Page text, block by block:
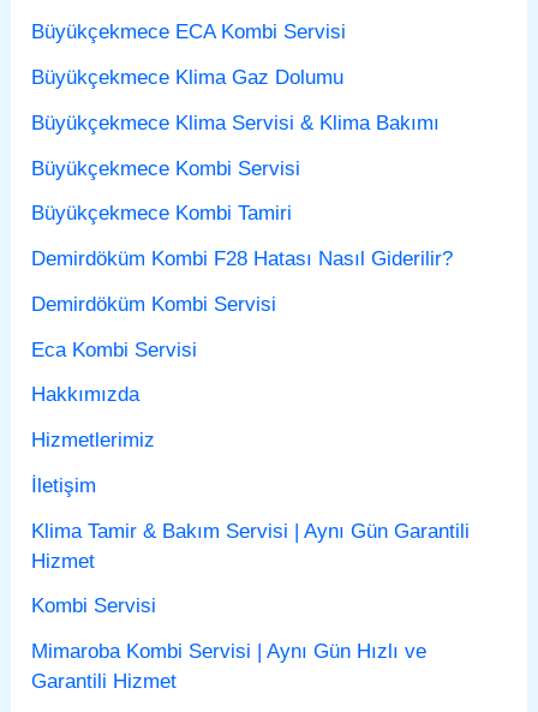
Büyükçekmece ECA Kombi Servisi
Büyükçekmece Klima Gaz Dolumu
Büyükçekmece Klima Servisi & Klima Bakımı
Büyükçekmece Kombi Servisi
Büyükçekmece Kombi Tamiri
Demirdöküm Kombi F28 Hatası Nasıl Giderilir?
Demirdöküm Kombi Servisi
Eca Kombi Servisi
Hakkımızda
Hizmetlerimiz
İletişim
Klima Tamir & Bakım Servisi | Aynı Gün Garantili
Hizmet
Kombi Servisi
Mimaroba Kombi Servisi | Aynı Gün Hızlı ve
Garantili Hizmet